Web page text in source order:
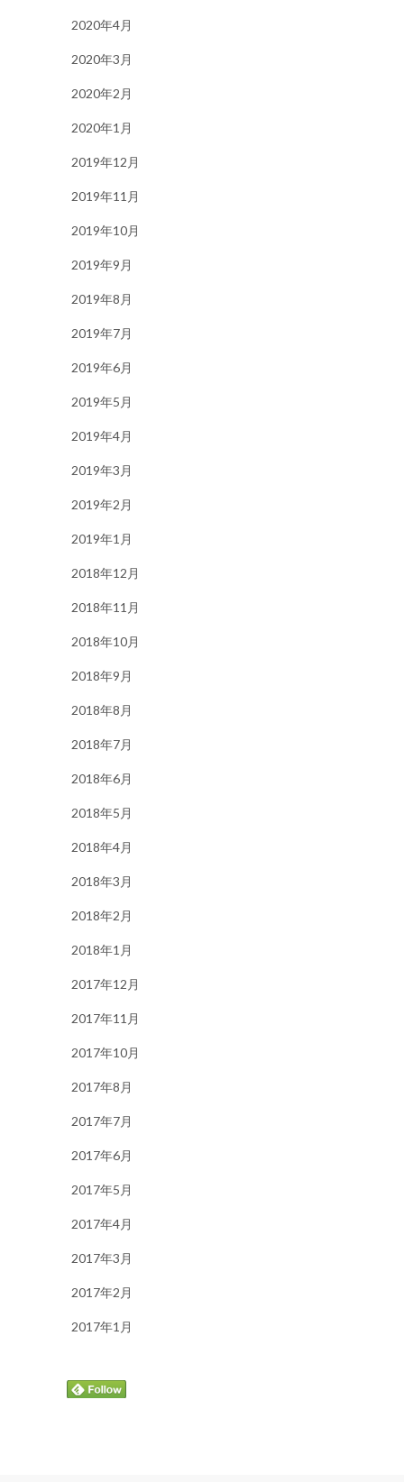
2020年4月
2020年3月
2020年2月
2020年1月
2019年12月
2019年11月
2019年10月
2019年9月
2019年8月
2019年7月
2019年6月
2019年5月
2019年4月
2019年3月
2019年2月
2019年1月
2018年12月
2018年11月
2018年10月
2018年9月
2018年8月
2018年7月
2018年6月
2018年5月
2018年4月
2018年3月
2018年2月
2018年1月
2017年12月
2017年11月
2017年10月
2017年8月
2017年7月
2017年6月
2017年5月
2017年4月
2017年3月
2017年2月
2017年1月